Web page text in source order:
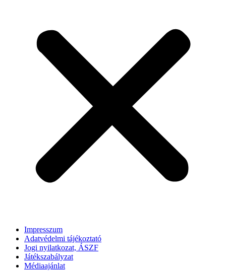
Impresszum
Adatvédelmi tájékoztató
Jogi nyilatkozat, ÁSZF
Játékszabályzat
Médiaajánlat